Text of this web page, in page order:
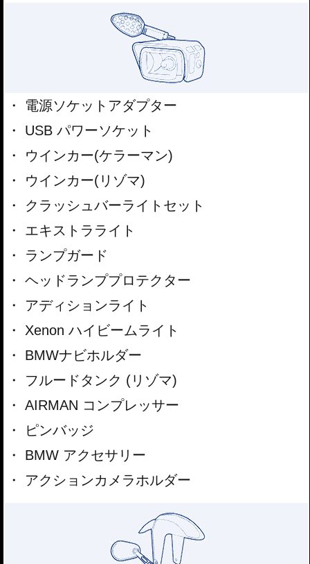
電源ソケットアダプター
USB パワーソケット
ウインカー(ケラーマン)
ウインカー(リゾマ)
クラッシュバーライトセット
エキストラライト
ランプガード
ヘッドランププロテクター
アディションライト
Xenon ハイビームライト
BMWナビホルダー
フルードタンク (リゾマ)
AIRMAN コンプレッサー
ピンバッジ
BMW アクセサリー
アクションカメラホルダー